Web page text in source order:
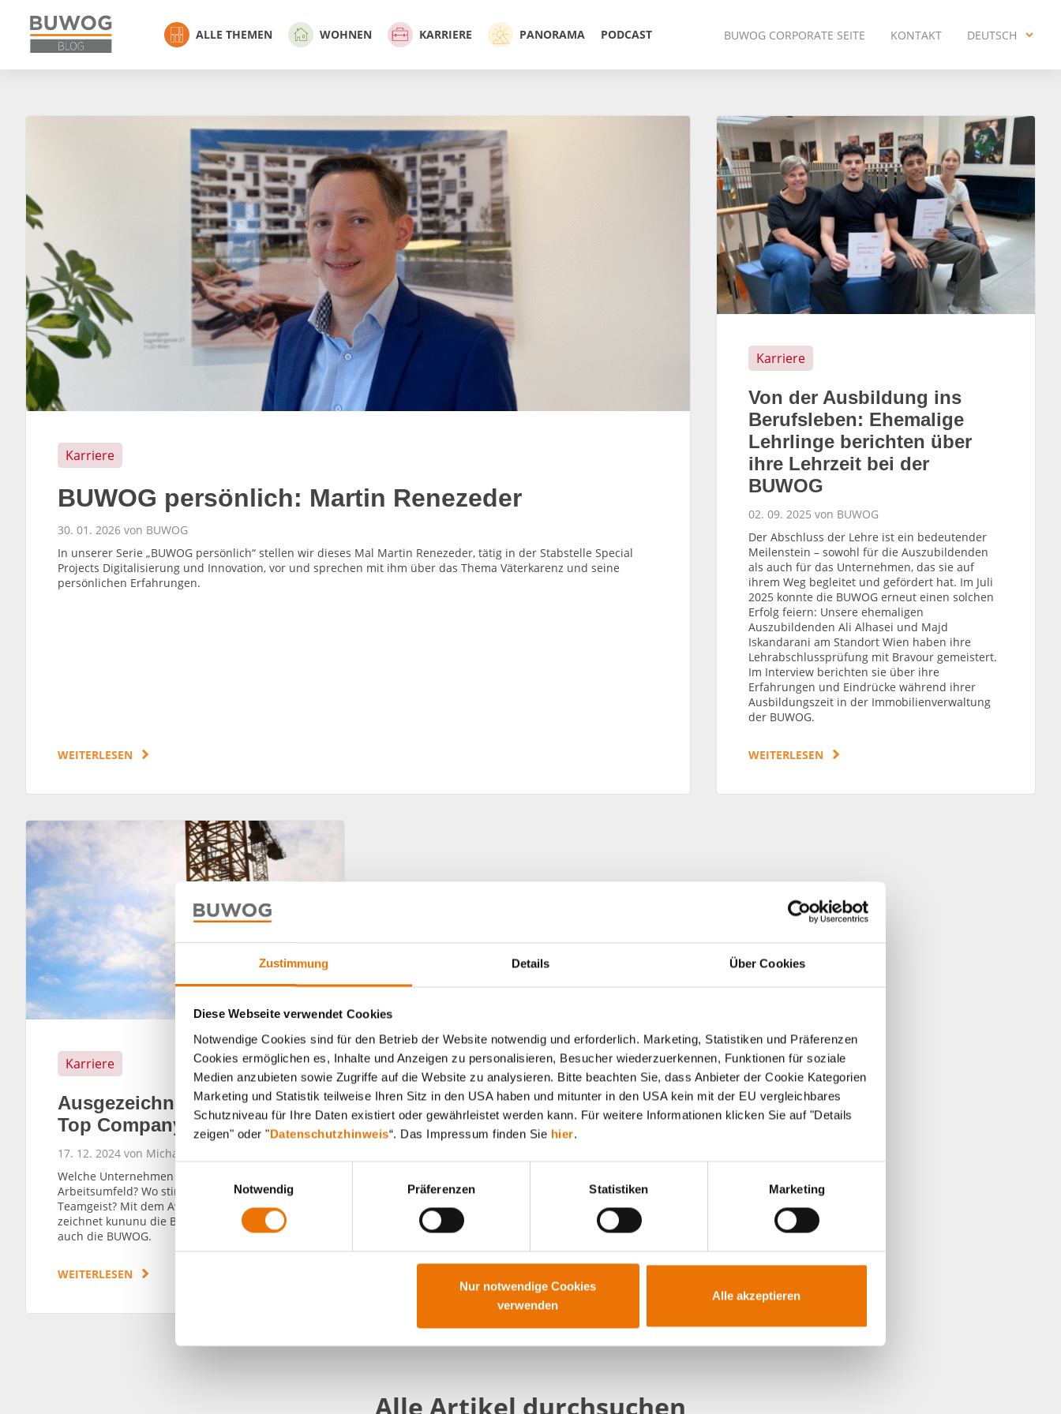
Zustimmung Details Über Cookies
Diese Webseite verwendet Cookies
Notwendige Cookies sind für den Betrieb der Website notwendig und erforderlich. Marketing, Statistiken und Präferenzen
Cookies ermöglichen es, Inhalte und Anzeigen zu personalisieren, Besucher wiederzuerkennen, Funktionen für soziale
Medien anzubieten sowie Zugriffe auf die Website zu analysieren. Bitte beachten Sie, dass Anbieter der Cookie Kategorien
Marketing und Statistik teilweise Ihren Sitz in den USA haben und mitunter in den USA kein mit der EU vergleichbares
Schutzniveau für Ihre Daten existiert oder gewährleistet werden kann. Für weitere Informationen klicken Sie auf "Details
zeigen" oder "Datenschutzhinweis“. Das Impressum finden Sie hier.
i
n
w
u
Notwendig Präferenzen Statistiken Marketing
Nur notwendige Cookies
verwenden
Alle akzeptieren
ALLE THEMEN WOHNEN KARRIERE PANORAMA PODCAST BUWOG CORPORATE SEITE KONTAKT DEUTSCH
DEUTSCH
Karriere
BUWOG persönlich: Martin Renezeder
30. 01. 2026 von BUWOG
In unserer Serie „BUWOG persönlich“ stellen wir dieses Mal Martin Renezeder, tätig in der Stabstelle Special
Projects Digitalisierung und Innovation, vor und sprechen mit ihm über das Thema Väterkarenz und seine
persönlichen Erfahrungen.
WEITERLESEN
Karriere
Von der Ausbildung ins
Berufsleben: Ehemalige
Lehrlinge berichten über
ihre Lehrzeit bei der
BUWOG
02. 09. 2025 von BUWOG
Der Abschluss der Lehre ist ein bedeutender
Meilenstein – sowohl für die Auszubildenden
als auch für das Unternehmen, das sie auf
ihrem Weg begleitet und gefördert hat. Im Juli
2025 konnte die BUWOG erneut einen solchen
Erfolg feiern: Unsere ehemaligen
Auszubildenden Ali Alhasei und Majd
Iskandarani am Standort Wien haben ihre
Lehrabschlussprüfung mit Bravour gemeistert.
Im Interview berichten sie über ihre
Erfahrungen und Eindrücke während ihrer
Ausbildungszeit in der Immobilienverwaltung
der BUWOG.
WEITERLESEN
Karriere
Ausgezeichnet: BUWOG ist
Top Company 2025
17. 12. 2024 von Michael Divé
Welche Unternehmen bieten das beste
Arbeitsumfeld? Wo stimmen Karriere und
Teamgeist? Mit dem Award „Top Company“
zeichnet kununu die Besten aus – und nun
auch die BUWOG.
WEITERLESEN
Alle Artikel durchsuchen